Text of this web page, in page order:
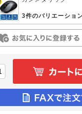
3件のバリエーショ